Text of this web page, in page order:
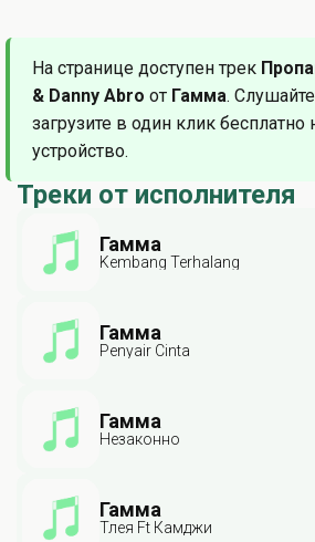
На странице доступен трек
& Danny Abro от Гамма.
загрузите в один клик бесплатно
устройство.
Треки от исполнителя
Гамма
Kembang Terhalang
Гамма
Penyair Cinta
Гамма
Незаконно
Гамма
Тлея Ft Камджи